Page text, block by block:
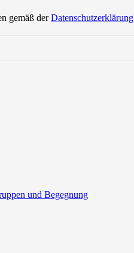
gemäß derDatenschutzerklärung
und Begegnung